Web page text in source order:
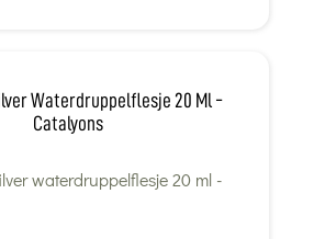
Waterdruppelflesje 20 Ml -
Catalyons